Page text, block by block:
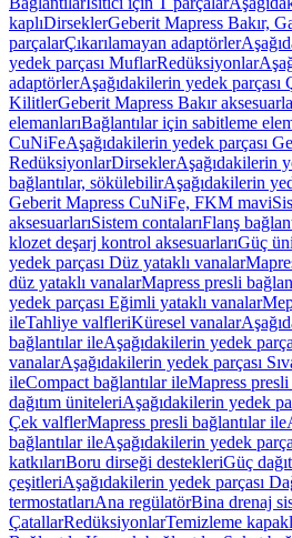
kaplıDirseklerGeberit Mapress Bakır,
parçalarÇıkarılamayan adaptörler
yedek parçası MuflarRedüksiyonlar
adaptörlerAşağıdakilerin yedek parçası
KilitlerGeberit Mapress Bakır
elemanlarıBağlantılar için sabitleme
CuNiFeAşağıdakilerin yedek parçası
RedüksiyonlarDirseklerAşağıdakilerin
bağlantılar, sökülebilirAşağıdakilerin
Geberit Mapress CuNiFe, FKM mavi
aksesuarlarıSistem contalarıFlanş
klozet deşarj kontrol aksesuarlarıGüç
yedek parçası Düz yataklı vanalar
düz yataklı vanalarMapress presli
yedek parçası Eğimli yataklı vanalar
ileTahliye valfleriKüresel vanalar
bağlantılar ileAşağıdakilerin yedek
vanalarAşağıdakilerin yedek parçası
ileCompact bağlantılar ileMapress
dağıtım üniteleriAşağıdakilerin yedek
Çek valflerMapress presli bağlantılar ile
bağlantılar ileAşağıdakilerin yedek
katkılarıBoru dirseği destekleriGüç
çeşitleriAşağıdakilerin yedek parçası
termostatlarıAna regülatörBina drenaj
ÇatallarRedüksiyonlarTemizleme